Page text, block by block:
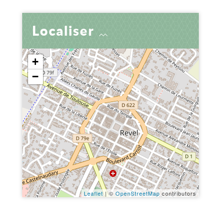
Localiser
+
−
Leaflet| ©OpenStreetMap contributors